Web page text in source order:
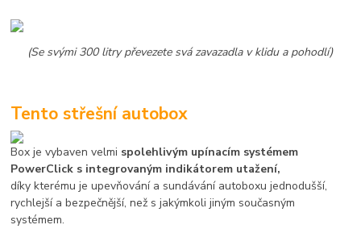
(Se svými 300 litry převezete svá zavazadla v klidu a pohodlí)
Tento střešní autobox
Box je vybaven velmi spolehlivým upínacím systémem
PowerClick s integrovaným indikátorem utažení,
díky kterému je upevňování a sundávání autoboxu jednodušší,
rychlejší a bezpečnější, než s jakýmkoli jiným současným
systémem.